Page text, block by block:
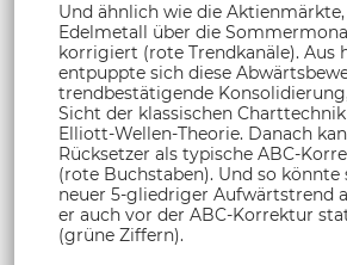
Und ähnlich wie die
Edelmetall über die
korrigiert (rote Trendkanäle). Aus
entpuppte sich diese
trendbestätigende
Sicht der klassischen
Elliott-Wellen-Theorie. Danach
Rücksetzer als typische ABC-
(rote Buchstaben). Und so könnte
neuer 5-gliedriger Aufwärtstrend
er auch vor der ABC-Korrektur
(grüne Ziffern).